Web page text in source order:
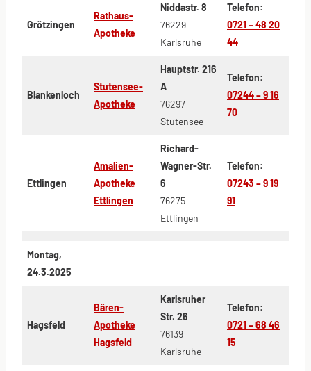
Grötzingen
Rathaus-
Apotheke
Niddastr. 8
76229
Karlsruhe
Telefon:
0721 – 48 20
44
Blankenloch
Stutensee-
Apotheke
Hauptstr. 216
A
76297
Stutensee
Telefon:
07244 – 9 16
70
Ettlingen
Amalien-
Apotheke
Ettlingen
Richard-
Wagner-Str.
6
76275
Ettlingen
Telefon:
07243 – 9 19
91
Montag,
24.3.2025
Hagsfeld
Bären-
Apotheke
Hagsfeld
Karlsruher
Str. 26
76139
Karlsruhe
Telefon:
0721 – 68 46
15